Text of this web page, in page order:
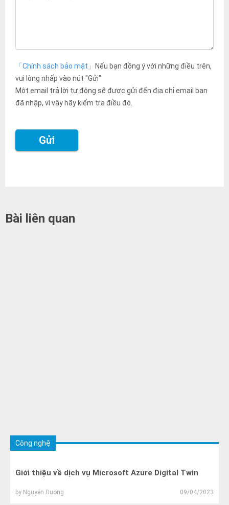
「Chính sách bảo mật」
Nếu bạn đồng ý với những điều trên,
vui lòng nhấp vào nút "Gửi"
Một email trả lời tự động sẽ được gửi đến địa chỉ email bạn
đã nhập, vì vậy hãy kiểm tra điều đó.
Bài liên quan
Công nghệ
Giới thiệu về dịch vụ Microsoft Azure Digital Twin
by Nguyen Duong 09/04/2023